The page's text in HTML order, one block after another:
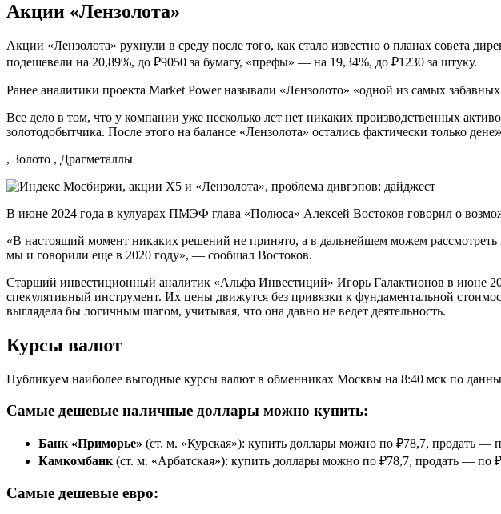
Акции «Лензолота»
Акции «Лензолота» рухнули в среду после того, как стало известно о планах совета
подешевели на 20,89%, до ₽9050 за бумагу, «префы» — на 19,34%, до ₽1230 за штуку.
Ранее аналитики проекта Market Power называли «Лензолото» «одной из самых
Все дело в том, что у компании уже несколько лет нет никаких производственных
золотодобытчика. После этого на балансе «Лензолота» остались фактически только
, Золото , Драгметаллы
В июне 2024 года в кулуарах ПМЭФ глава «Полюса» Алексей Востоков говорил о
«В настоящий момент никаких решений не принято, а в дальнейшем можем
мы и говорили еще в 2020 году», — сообщал Востоков.
Старший инвестиционный аналитик «Альфа Инвестиций» Игорь Галактионов в июне
спекулятивный инструмент. Их цены движутся без привязки к фундаментальной
выглядела бы логичным шагом, учитывая, что она давно не ведет деятельность.
Курсы валют
Публикуем наиболее выгодные курсы валют в обменниках Москвы на 8:40 мск по
Самые дешевые наличные доллары можно купить:
Банк «Приморье» (ст. м. «Курская»): купить доллары можно по ₽78,7, продать —
Камкомбанк (ст. м. «Арбатская»): купить доллары можно по ₽78,7, продать — по
Самые дешевые евро: